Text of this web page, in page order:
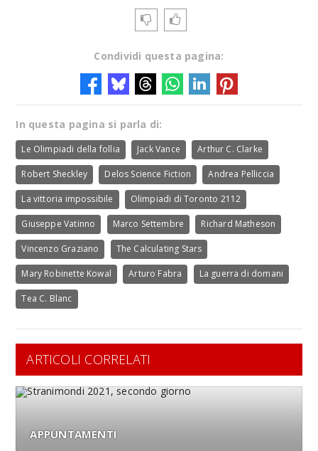
Condividi questa pagina:
In questa pagina si parla di:
Le Olimpiadi della follia Jack Vance Arthur C. Clarke
Robert Sheckley Delos Science Fiction Andrea Pelliccia
La vittoria impossibile Olimpiadi di Toronto 2112
Giuseppe Vatinno Marco Settembre Richard Matheson
Vincenzo Graziano The Calculating Stars
Mary Robinette Kowal Arturo Fabra La guerra di domani
Tea C. Blanc
ARTICOLI CORRELATI
APPUNTAMENTI